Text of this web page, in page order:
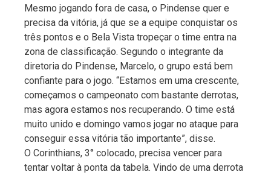
Mesmo jogando fora de casa, o Pindense quer e
precisa da vitória, já que se a equipe conquistar os
três pontos e o Bela Vista tropeçar o time entra na
zona de classificação. Segundo o integrante da
diretoria do Pindense, Marcelo, o grupo está bem
confiante para o jogo. “Estamos em uma crescente,
começamos o campeonato com bastante derrotas,
mas agora estamos nos recuperando. O time está
muito unido e domingo vamos jogar no ataque para
conseguir essa vitória tão importante”, disse.
O Corinthians, 3° colocado, precisa vencer para
tentar voltar à ponta da tabela. Vindo de uma derrota